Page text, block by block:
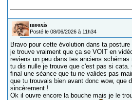
mooxis
Posté le 08/06/2026 à 11h34
Bravo pour cette évolution dans ta
je trouve vraiment que ça se VOIT en
reviens un peu dans tes anciens
tu dis nulle je trouve que c'est pas si cata.
final une séance que tu ne valides pas
que tu trouvais bien avant donc wow, que
sincèrement !
Ok il ouvre encore la bouche mais je le